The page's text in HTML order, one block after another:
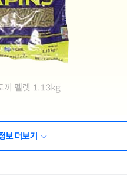
보 더보기